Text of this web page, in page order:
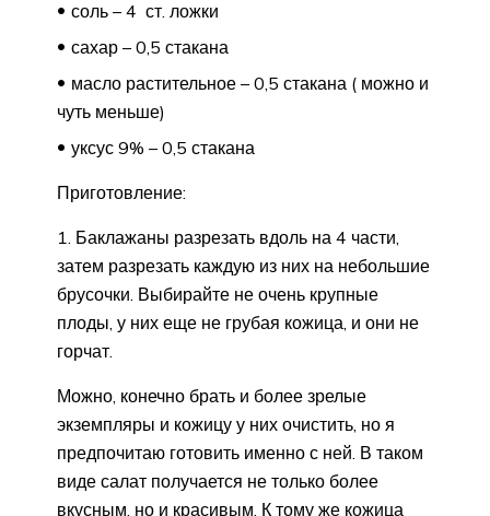
соль – 4 ст. ложки
сахар – 0,5 стакана
масло растительное – 0,5 стакана ( можно и
чуть меньше)
уксус 9% – 0,5 стакана
Приготовление:
1. Баклажаны разрезать вдоль на 4 части,
затем разрезать каждую из них на небольшие
брусочки. Выбирайте не очень крупные
плоды, у них еще не грубая кожица, и они не
горчат.
Можно, конечно брать и более зрелые
экземпляры и кожицу у них очистить, но я
предпочитаю готовить именно с ней. В таком
виде салат получается не только более
вкусным, но и красивым. К тому же кожица